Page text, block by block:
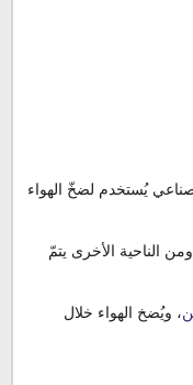
يُستخدم لضخّ الهواء
الناحية الأخرى يتمّ
، ويُضخ الهواء خلال